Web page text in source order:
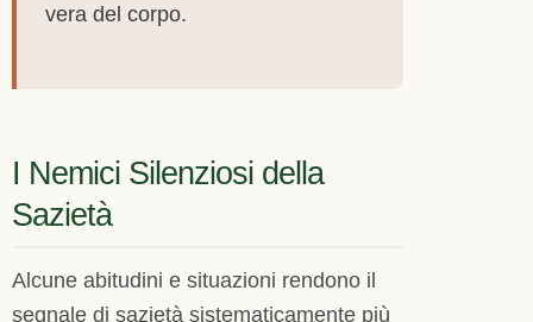
vera del corpo.
I Nemici Silenziosi della
Sazietà
Alcune abitudini e situazioni rendono il
segnale di sazietà sistematicamente più